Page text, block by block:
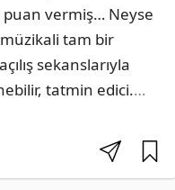
vermiş… Neyse
tam bir
sekanslarıyla
tatmin edici.…